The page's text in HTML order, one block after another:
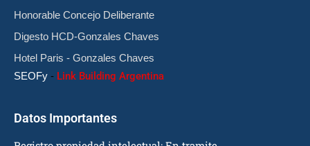
Honorable Concejo Deliberante
Digesto HCD-Gonzales Chaves
Hotel Paris - Gonzales Chaves
SEOFy - Link Building Argentina
Datos Importantes